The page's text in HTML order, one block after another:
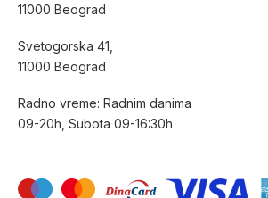
11000 Beograd
Svetogorska 41,
11000 Beograd
Radno vreme: Radnim danima
09-20h, Subota 09-16:30h